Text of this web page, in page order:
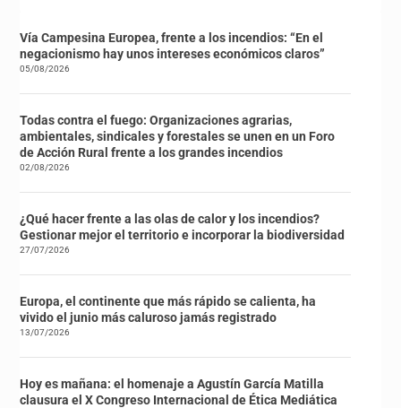
Vía Campesina Europea, frente a los incendios: “En el
negacionismo hay unos intereses económicos claros”
05/08/2026
Todas contra el fuego: Organizaciones agrarias,
ambientales, sindicales y forestales se unen en un Foro
de Acción Rural frente a los grandes incendios
02/08/2026
¿Qué hacer frente a las olas de calor y los incendios?
Gestionar mejor el territorio e incorporar la biodiversidad
27/07/2026
Europa, el continente que más rápido se calienta, ha
vivido el junio más caluroso jamás registrado
13/07/2026
Hoy es mañana: el homenaje a Agustín García Matilla
clausura el X Congreso Internacional de Ética Mediática